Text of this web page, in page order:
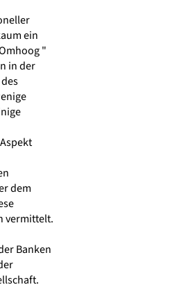
ein
"
in der
dem
vermittelt.
Banken